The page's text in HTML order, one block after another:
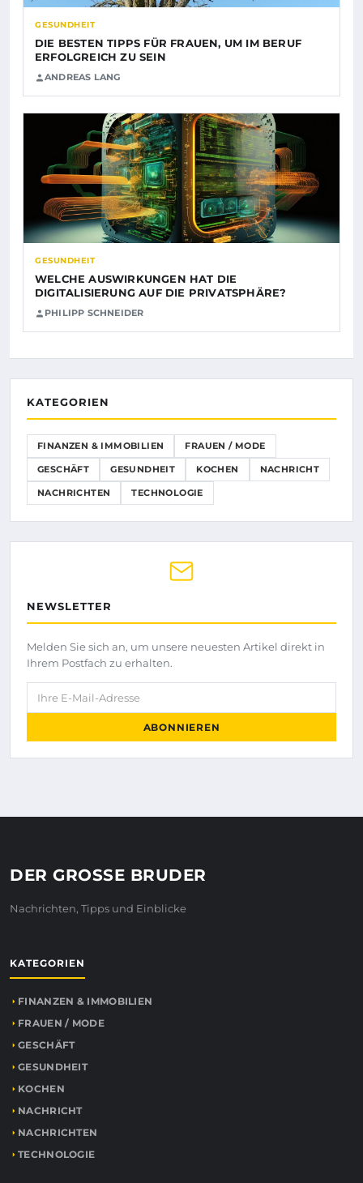
GESUNDHEIT
DIE BESTEN TIPPS FÜR FRAUEN, UM IM BERUF
ERFOLGREICH ZU SEIN
ANDREAS LANG
GESUNDHEIT
WELCHE AUSWIRKUNGEN HAT DIE
DIGITALISIERUNG AUF DIE PRIVATSPHÄRE?
PHILIPP SCHNEIDER
KATEGORIEN
FINANZEN & IMMOBILIEN FRAUEN / MODE
GESCHÄFT GESUNDHEIT KOCHEN NACHRICHT
NACHRICHTEN TECHNOLOGIE
NEWSLETTER
Melden Sie sich an, um unsere neuesten Artikel direkt in
Ihrem Postfach zu erhalten.
Ihre E-Mail-Adresse
ABONNIEREN
DER GROSSE BRUDER
Nachrichten, Tipps und Einblicke
KATEGORIEN
FINANZEN & IMMOBILIEN
FRAUEN / MODE
GESCHÄFT
GESUNDHEIT
KOCHEN
NACHRICHT
NACHRICHTEN
TECHNOLOGIE